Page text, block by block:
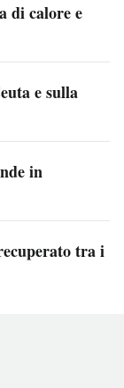
di calore e
e sulla
in
tra i